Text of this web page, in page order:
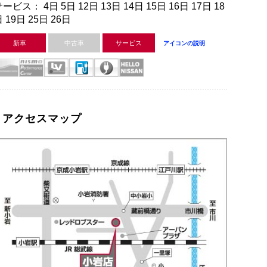
ービス： 4日 5日 12日 13日 14日 15日 16日 17日 18
19日 25日 26日
新車 中古車 サービス アイコンの説明
アクセスマップ